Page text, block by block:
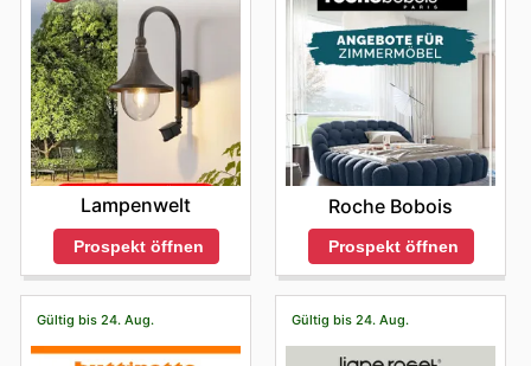
Lampenwelt
Prospekt öffnen
Roche Bobois
Prospekt öffnen
Gültig bis 24. Aug. Gültig bis 24. Aug.